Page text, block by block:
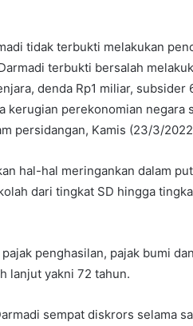
tidak terbukti melakukan
terbukti bersalah
denda Rp1 miliar,
kerugian perekonomian negara
persidangan, Kamis (23/3/
hal-hal meringankan dalam
dari tingkat SD hingga
penghasilan, pajak bumi
lanjut yakni 72 tahun.
sempat diskrors selama